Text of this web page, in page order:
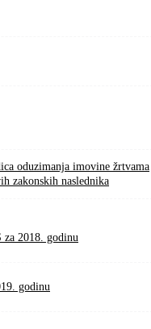
oduzimanja imovine žrtvama
zakonskih naslednika
za 2018. godinu
godinu